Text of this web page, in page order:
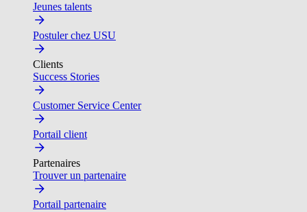
Jeunes talents
Postuler chez USU
Clients
Success Stories
Customer Service Center
Portail client
Partenaires
Trouver un partenaire
Portail partenaire